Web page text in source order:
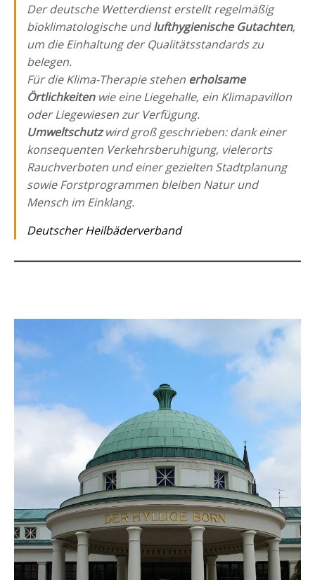
Der deutsche Wetterdienst erstellt regelmäßig
bioklimatologische undlufthygienische Gutachten,
um die Einhaltung der Qualitätsstandards zu
belegen.
Für die Klima-Therapie stehen erholsame
Örtlichkeitenwie eine Liegehalle, ein Klimapavillon
oder Liegewiesen zur Verfügung.
Umweltschutzwird groß geschrieben: dank einer
konsequenten Verkehrsberuhigung, vielerorts
Rauchverboten und einer gezielten Stadtplanung
sowie Forstprogrammen bleiben Natur und
Mensch im Einklang.
Deutscher Heilbäderverband